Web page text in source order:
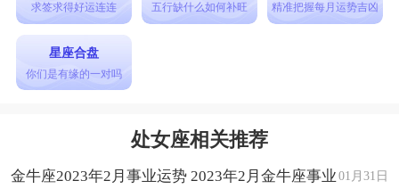
求签求得好运连连 五行缺什么如何补旺 精准把握每月运势吉凶
星座合盘
你们是有缘的一对吗
处女座相关推荐
01月31日
金牛座2023年2月事业运势 2023年2月金牛座事业